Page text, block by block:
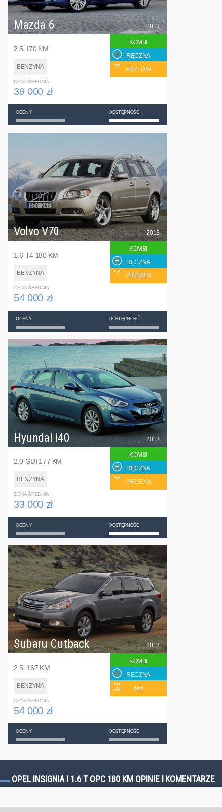
Mazda 6
2.5 170 KM
BENZYNA
2013
KOMBI
RĘCZNA
PRZEDNI
CENA ŚREDNIA
39 000 zł
OCENY DOSTĘPNOŚĆ
Volvo V70
1.6 T4 180 KM
BENZYNA
2013
KOMBI
RĘCZNA
PRZEDNI
CENA ŚREDNIA
54 000 zł
OCENY DOSTĘPNOŚĆ
Hyundai i40
2.0 GDI 177 KM
BENZYNA
2013
KOMBI
RĘCZNA
PRZEDNI
CENA ŚREDNIA
33 000 zł
OCENY DOSTĘPNOŚĆ
Subaru Outback
2.5i 167 KM
BENZYNA
2013
KOMBI
RĘCZNA
4X4
CENA ŚREDNIA
54 000 zł
OCENY DOSTĘPNOŚĆ
OPEL INSIGNIA I 1.6 T OPC 180 KM OPINIE I KOMENTARZE